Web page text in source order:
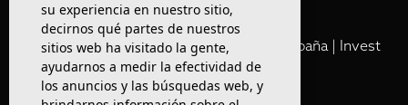
Cartera Privada de Activos Hoteleros en España | Invest
Inmo Olaya
su experiencia en nuestro sitio,
decirnos qué partes de nuestros
sitios web ha visitado la gente,
ayudarnos a medir la efectividad de
los anuncios y las búsquedas web, y